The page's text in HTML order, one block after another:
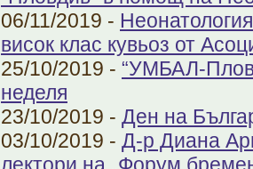
06/11/2019 -
висок клас кувьоз от
25/10/2019 - “УМБАЛ-
неделя
23/10/2019 - Ден на
03/10/2019 - Д-р Диана